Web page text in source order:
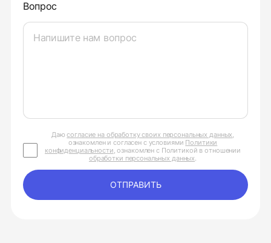
Вопрос
Даюсогласие на обработку своих персональных данных,
ознакомлен и согласен с условиями Политики
конфиденциальности, ознакомлен с Политикой в отношении
обработки персональных данных.
ОТПРАВИТЬ